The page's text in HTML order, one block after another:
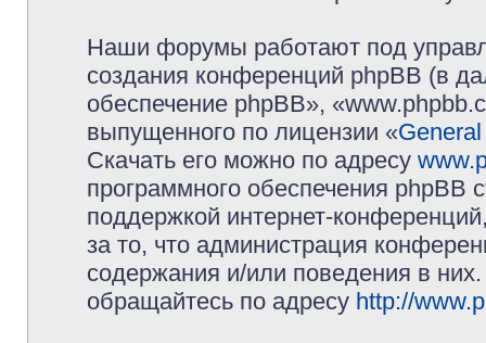
Наши форумы работают под
создания конференций phpBB (в
обеспечение phpBB»,
выпущенного по лицензии «
Скачать его можно по адресу
программного обеспечения phpBB
поддержкой интернет-
за то, что администрация
содержания и/или поведения в
обращайтесь по адресу http://